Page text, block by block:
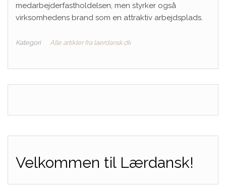
medarbejderfastholdelsen, men styrker også
virksomhedens brand som en attraktiv arbejdsplads.
Kategori Alle artikler fra laerdansk.dk
Velkommen til Lærdansk!